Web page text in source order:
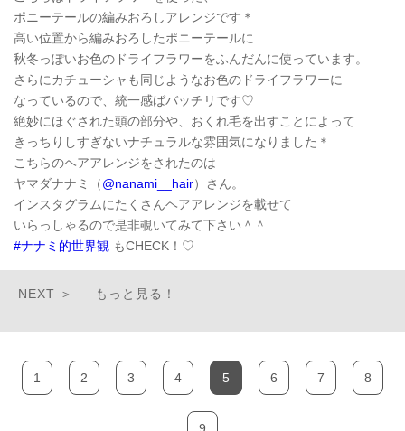
ポニーテールの編みおろしアレンジです＊
高い位置から編みおろしたポニーテールに
秋冬っぽいお色のドライフラワーをふんだんに使っています。
さらにカチューシャも同じようなお色のドライフラワーに
なっているので、統一感ばバッチリです♡
絶妙にほぐされた頭の部分や、おくれ毛を出すことによって
きっちりしすぎないナチュラルな雰囲気になりました＊
こちらのヘアアレンジをされたのは
ヤマダナナミ（@nanami__hair）さん。
インスタグラムにたくさんヘアアレンジを載せて
いらっしゃるので是非覗いてみて下さい＾＾
#ナナミ的世界観 もCHECK！♡
もっと見る！
1 2 3 4 5 6 7 8
9